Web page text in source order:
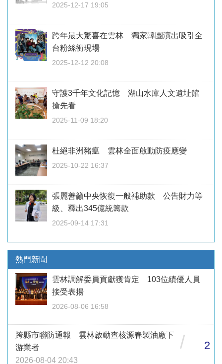
2025-12-17 19:05
跨年最大驚喜在雲林 獨家韓團演出吸引全
台粉絲衝現場
2025-12-12 20:08
守護3千年文化記憶 湖山水庫人文遺址館
搶先看
2025-11-09 18:20
杜絕非洲豬瘟 雲林全面啟動防疫應變
2025-10-22 16:37
張麗善籲中央恢復一般補助款 公告財力等
級、釋出345億統籌款
2025-09-14 17:31
熱門新聞
雲林調解委員貢獻獲肯定 103位績優人員
接受表揚
2026-08-06 16:58
跨縣市聯防通報 雲林啟動查核源春製油廠下
游業者
2026-08-04 20:43
/ 2